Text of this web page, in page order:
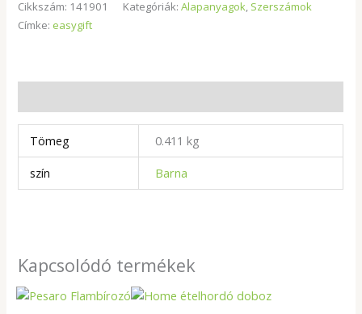
Cikkszám: 141901 Kategóriák:Alapanyagok, Szerszámok
Címke: easygift
Tömeg
0.411 kg
szín
Barna
Kapcsolódó termékek